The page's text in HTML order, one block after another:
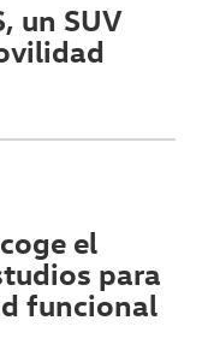
un SUV
el
para
funcional